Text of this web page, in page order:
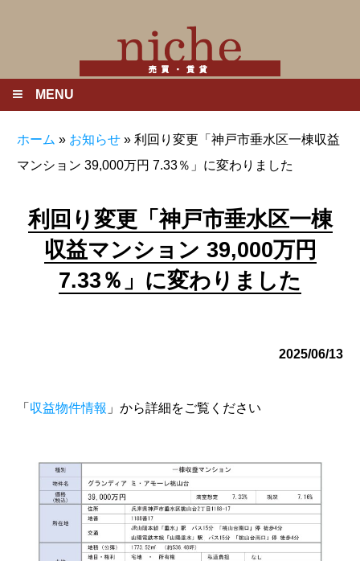
MENU
ホーム » お知らせ »利回り変更「神戸市垂水区一棟収益
マンション 39,000万円 7.33％」に変わりました
利回り変更「神戸市垂水区一棟
収益マンション 39,000万円
7.33％」に変わりました
2025/06/13
「 収益物件情報 」から詳細をご覧ください